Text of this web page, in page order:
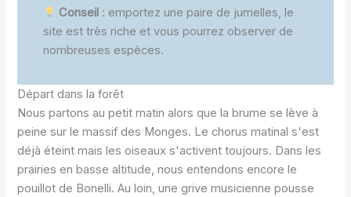
Conseil : emportez une paire de jumelles, le
site est très riche et vous pourrez observer de
nombreuses espèces.
Départ dans la forêt
Nous partons au petit matin alors que la brume se lève à
peine sur le massif des Monges. Le chorus matinal s'est
déjà éteint mais les oiseaux s'activent toujours. Dans les
prairies en basse altitude, nous entendons encore le
pouillot de Bonelli. Au loin, une grive musicienne pousse